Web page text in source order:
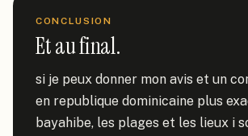
CONCLUSION
Et au final.
si je peux donner mon avis et un
en republique dominicaine plus
bayahibe, les plages et les lieux i